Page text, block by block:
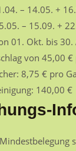
– 14.05. +
– 15.09. +
01. Okt. bis
von 45,00 €
8,75 € pro
140,00 €